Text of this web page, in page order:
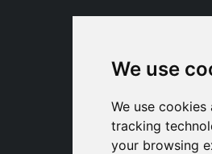
We use
We use cookies
tracking
your browsing
TAYLOR MADE
UŽIVATE